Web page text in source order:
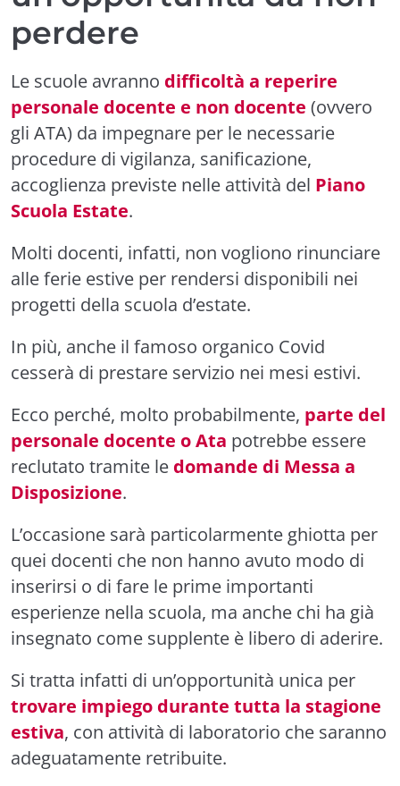
perdere
Le scuole avranno difficoltà a reperire
personale docente e non docente (ovvero
gli ATA) da impegnare per le necessarie
procedure di vigilanza, sanificazione,
accoglienza previste nelle attività del Piano
Scuola Estate.
Molti docenti, infatti, non vogliono rinunciare
alle ferie estive per rendersi disponibili nei
progetti della scuola d’estate.
In più, anche il famoso organico Covid
cesserà di prestare servizio nei mesi estivi.
Ecco perché, molto probabilmente, parte del
personale docente o Ata potrebbe essere
reclutato tramite le domande di Messa a
Disposizione.
L’occasione sarà particolarmente ghiotta per
quei docenti che non hanno avuto modo di
inserirsi o di fare le prime importanti
esperienze nella scuola, ma anche chi ha già
insegnato come supplente è libero di aderire.
Si tratta infatti di un’opportunità unica per
trovare impiego durante tutta la stagione
estiva, con attività di laboratorio che saranno
adeguatamente retribuite.